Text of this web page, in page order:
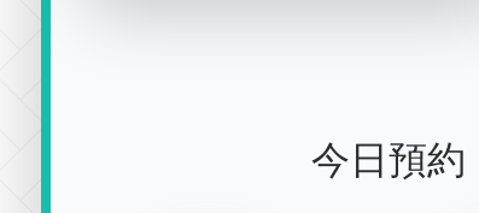
今日預約